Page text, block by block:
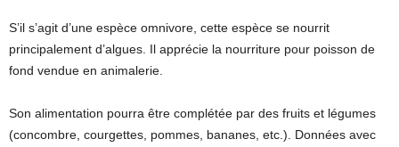
S’il s’agit d’une espèce omnivore, cette espèce se nourrit
principalement d’algues. Il apprécie la nourriture pour poisson de
fond vendue en animalerie.
Son alimentation pourra être complétée par des fruits et légumes
(concombre, courgettes, pommes, bananes, etc.). Données avec